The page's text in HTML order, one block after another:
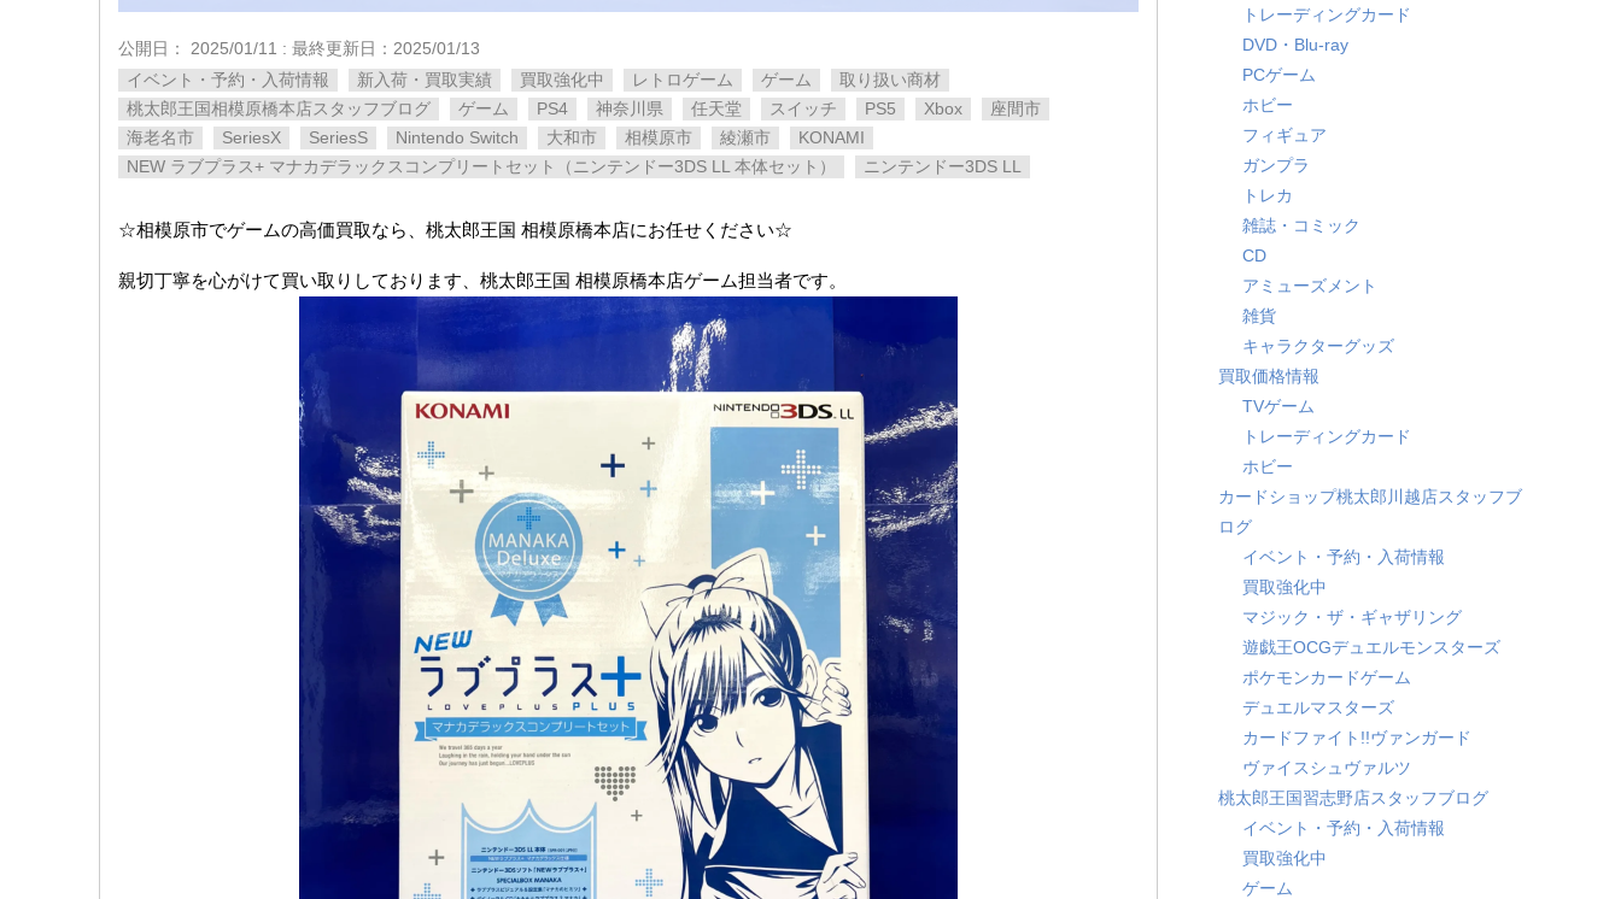
公開日： 2025/01/11 : 最終更新日：2025/01/13
イベント・予約・入荷情報
新入荷・買取実績 買取強化中 レトロゲーム ゲーム
取り扱い商材
桃太郎王国相模原橋本店スタッフブログ
ゲーム PS4 神奈川県 任天堂 スイッチ PS5 Xbox
座間市
海老名市
SeriesX SeriesS Nintendo Switch 大和市 相模原市 綾瀬市
KONAMI
NEW ​ラブプラス+ ​マナカデラックスコンプリートセット（ニンテンドー3DS LL 本体セット）
ニンテンドー3DS LL
☆相模原市でゲームの高価買取なら、桃太郎王国 相模原橋本店にお任せください☆
親切丁寧を心がけて買い取りしております、桃太郎王国 相模原橋本店ゲーム担当者です。
トレーディングカード
DVD・Blu-ray
PCゲーム
ホビー
フィギュア
ガンプラ
トレカ
雑誌・コミック
CD
アミューズメント
雑貨
キャラクターグッズ
買取価格情報
TVゲーム
トレーディングカード
ホビー
カードショップ桃太郎川越店スタッフブ
ログ
イベント・予約・入荷情報
買取強化中
マジック・ザ・ギャザリング
遊戯王OCGデュエルモンスターズ
ポケモンカードゲーム
デュエルマスターズ
カードファイト!!ヴァンガード
ヴァイスシュヴァルツ
桃太郎王国習志野店スタッフブログ
イベント・予約・入荷情報
買取強化中
ゲーム